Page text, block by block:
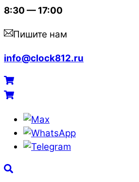
8:30 — 17:00
Пишите нам
info@clock812.ru
Menu
Cart
Cart
WhatsApp
Search